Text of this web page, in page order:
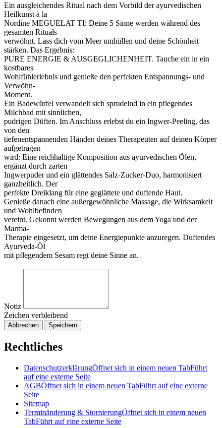
Ein ausgleichendes Ritual nach dem Vorbild der ayurvedischen
Heilkunst à la
Nordine MEGUELAT TI: Deine 5 Sinne werden während des
gesamten Rituals
verwöhnt. Lass dich vom Meer umhüllen und deine Schönheit
stärken. Das Ergebnis:
PURE ENERGIE & AUSGEGLICHENHEIT. Tauche ein in ein
kostbares
Wohlfühlerlebnis und genieße den perfekten Entspannungs- und
Verwöhn-
Moment.
Ein Badewürfel verwandelt sich sprudelnd in ein pflegendes
Milchbad mit sinnlichen,
pudrigen Düften. Im Anschluss erlebst du ein Ingwer-Peeling, das
von den
tiefenentspannenden Händen deines Therapeuten auf deinen Körper
aufgetragen
wird: Eine reichhaltige Komposition aus ayurvedischen Ölen,
ergänzt durch zarten
Ingwerpuder und ein glättendes Salz-Zucker-Duo, harmonisiert
ganzheitlich. Der
perfekte Dreiklang für eine geglättete und duftende Haut.
Genieße danach eine außergewöhnliche Massage, die Wirksamkeit
und Wohlbefinden
vereint. Gekonnt werden Bewegungen aus dem Yoga und der
Marma-
Therapie eingesetzt, um deine Energiepunkte anzuregen. Duftendes
Ayurveda-Öl
mit pflegendem Sesam regt deine Sinne an.
Notiz
Zeichen verbleibend
Abbrechen Speichern
Rechtliches
DatenschutzerklärungÖffnet sich in einem neuen TabFührt
auf eine externe Seite
AGBÖffnet sich in einem neuen TabFührt auf eine externe
Seite
Sitemap
Terminänderung & StornierungÖffnet sich in einem neuen
TabFührt auf eine externe Seite